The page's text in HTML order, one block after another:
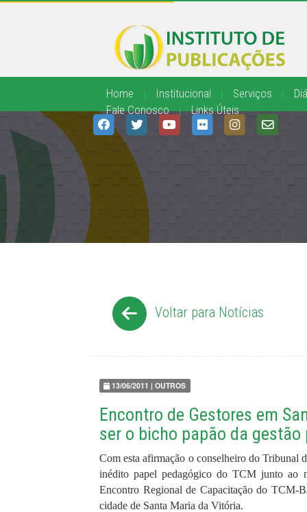
Home Institucional Serviços
Fale Conosco
| Links Úteis
Voltar para Notícias
13/06/2011 | OUTROS
Encontro de Gestores em
ser o bicho papão da gestão
Com esta afirmação o conselheiro do Tribunal
inédito papel pedagógico do TCM junto ao
Encontro Regional de Capacitação do TCM-
cidade de Santa Maria da Vitória.